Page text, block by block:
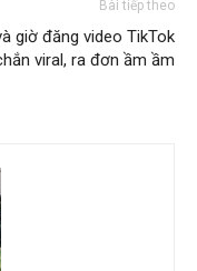
Bài tiếp theo
giờ đăng video TikTok
viral, ra đơn ầm ầm